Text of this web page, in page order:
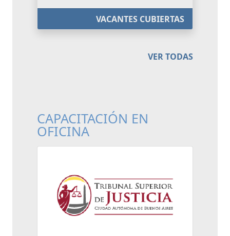
VACANTES CUBIERTAS
VER TODAS
CAPACITACIÓN EN
OFICINA